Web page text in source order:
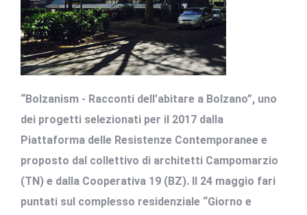
“Bolzanism - Racconti dell’abitare a Bolzano”, uno
dei progetti selezionati per il 2017 dalla
Piattaforma delle Resistenze Contemporanee e
proposto dal collettivo di architetti Campomarzio
(TN) e dalla Cooperativa 19 (BZ). Il 24 maggio fari
puntati sul complesso residenziale “Giorno e